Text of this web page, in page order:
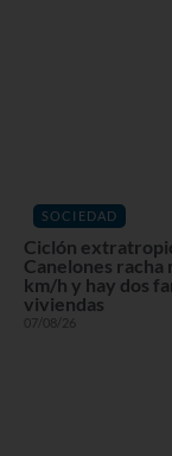
SOCIEDAD
Ciclón
Canelones racha
km/h y hay dos
viviendas
07/08/26